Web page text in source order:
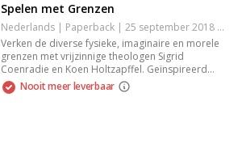
Spelen met Grenzen
Nederlands | Paperback | 25 september 2018 | 160 pagina's | 9789021170640
Verken de diverse fysieke, imaginaire en morele
grenzen met vrijzinnige theologen Sigrid
Coenradie en Koen Holtzapffel. Geïnspireerd
door Christa Anbeeks theologie van kwetsbaar
leven, brengen zij een veelkleurige kijk op een
Nooit meer leverbaar